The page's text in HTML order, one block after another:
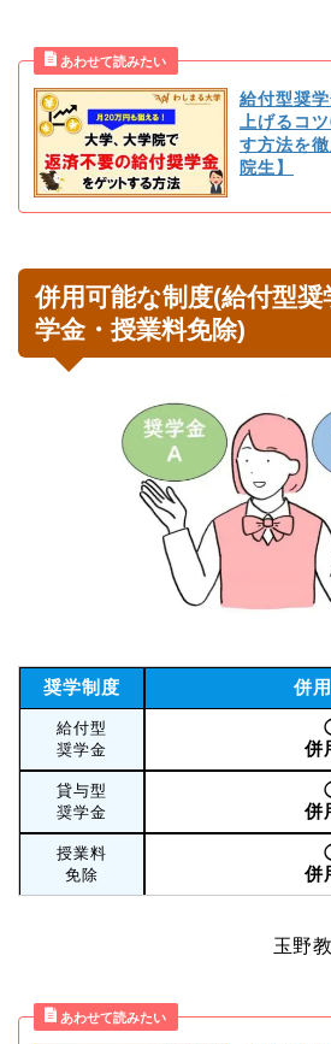
給付型奨
上げるコ
す方法を
院生】
併用可能な制度(給付型奨
学金・授業料免除)
奨学制度 併
給付型
奨学金
併
貸与型
奨学金
併
授業料
免除
併
玉野